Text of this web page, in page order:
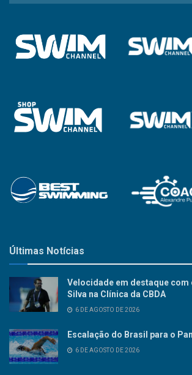
Últimas Notícias
Velocidade em destaque com
Silva na Clínica da CBDA
6 DE AGOSTO DE 2026
Escalação do Brasil para o
6 DE AGOSTO DE 2026